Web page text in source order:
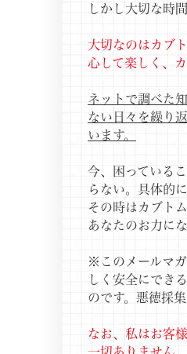
しかし大切な時
大切なのはカブ
心して楽しく、
ネットで調べた
ない日々を繰り
います。
今、困っている
らない。具体的
その時はカブト
あなたのお力に
※このメールマ
しく安全にでき
のです。悪徳採
なお、私はお客